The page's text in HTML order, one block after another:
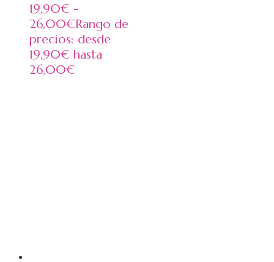
19,90€ -
26,00€Rango de
precios: desde
19,90€ hasta
26,00€